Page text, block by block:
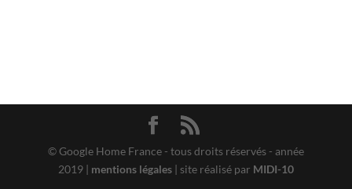
© Google Home France - tous droits réservés - année
2019 | mentions légales| site réalisé par MIDI-10